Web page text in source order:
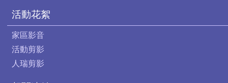
活動花絮
家區影音
活動剪影
人瑞剪影